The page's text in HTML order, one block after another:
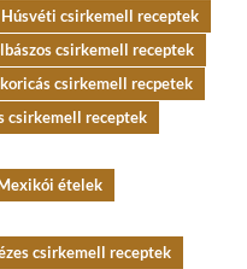
Húsvéti csirkemell receptek
csirkemell receptek
csirkemell recpetek
csirkemell receptek
ételek
csirkemell receptek